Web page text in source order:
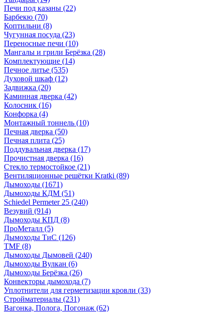
Печи под казаны (22)
Барбекю (70)
Коптильни (8)
Чугунная посуда (23)
Переносные печи (10)
Мангалы и грили Берёзка (28)
Комплектующие (14)
Печное литье (535)
Духовой шкаф (12)
Задвижка (20)
Каминная дверка (42)
Колосник (16)
Конфорка (4)
Монтажный тоннель (10)
Печная дверка (50)
Печная плита (25)
Поддувальная дверка (17)
Прочистная дверка (16)
Стекло термостойкое (21)
Вентиляционные решётки Kratki (89)
Дымоходы (1671)
Дымоходы КДМ (51)
Schiedel Permeter 25 (240)
Везувий (914)
Дымоходы КПД (8)
ПроМеталл (5)
Дымоходы ТиС (126)
TMF (8)
Дымоходы Дымовей (240)
Дымоходы Вулкан (6)
Дымоходы Берёзка (26)
Конвекторы дымохода (7)
Уплотнители для герметизации кровли (33)
Стройматериалы (231)
Вагонка, Полога, Погонаж (62)